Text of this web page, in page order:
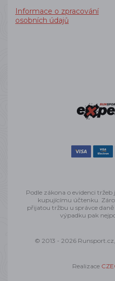
Informace o zpracování
osobních údajů
Podle zákona o evidenci
kupujícímu účtenku.
přijatou tržbu u správce
výpadku pak
© 2013 - 2026
Realizace